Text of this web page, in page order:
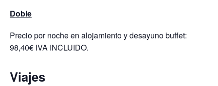
Doble
Precio por noche en alojamiento y desayuno buffet:
98,40€ IVA INCLUIDO.
Viajes